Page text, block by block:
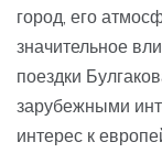
город, его
значительное
поездки
зарубежными
интерес к